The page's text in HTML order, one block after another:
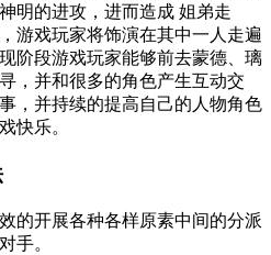
明的进攻，进而造成 姐弟走
游戏玩家将饰演在其中一人走遍
阶段游戏玩家能够前去蒙德、璃
，并和很多的角色产生互动交
，并持续的提高自己的人物角色
快乐。
的开展各种各样原素中间的分派
手。